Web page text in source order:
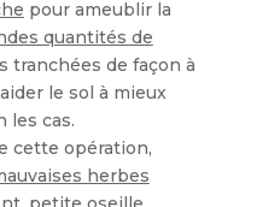
pour ameublir la
quantités de
tranchées de façon à
le sol à mieux
les cas.
cette opération,
herbes